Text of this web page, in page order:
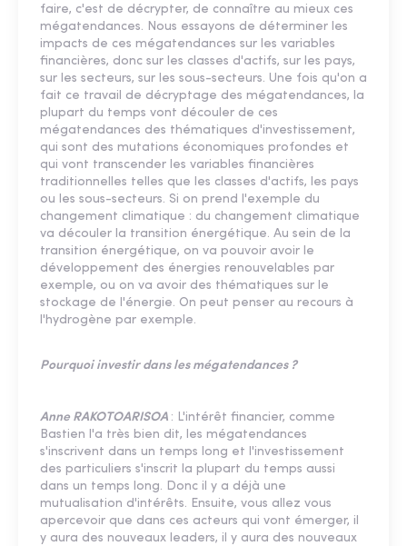
faire, c'est de décrypter, de connaître au mieux ces
mégatendances. Nous essayons de déterminer les
impacts de ces mégatendances sur les variables
financières, donc sur les classes d'actifs, sur les pays,
sur les secteurs, sur les sous-secteurs. Une fois qu'on a
fait ce travail de décryptage des mégatendances, la
plupart du temps vont découler de ces
mégatendances des thématiques d'investissement,
qui sont des mutations économiques profondes et
qui vont transcender les variables financières
traditionnelles telles que les classes d'actifs, les pays
ou les sous-secteurs. Si on prend l'exemple du
changement climatique : du changement climatique
va découler la transition énergétique. Au sein de la
transition énergétique, on va pouvoir avoir le
développement des énergies renouvelables par
exemple, ou on va avoir des thématiques sur le
stockage de l'énergie. On peut penser au recours à
l'hydrogène par exemple.
Pourquoi investir dans les mégatendances ?
Anne RAKOTOARISOA : L'intérêt financier, comme
Bastien l'a très bien dit, les mégatendances
s'inscrivent dans un temps long et l'investissement
des particuliers s'inscrit la plupart du temps aussi
dans un temps long. Donc il y a déjà une
mutualisation d'intérêts. Ensuite, vous allez vous
apercevoir que dans ces acteurs qui vont émerger, il
y aura des nouveaux leaders, il y aura des nouveaux